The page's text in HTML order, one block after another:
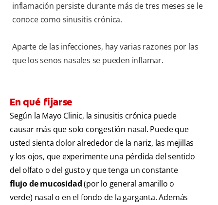
inflamación persiste durante más de tres meses se le
conoce como sinusitis crónica.
Aparte de las infecciones, hay varias razones por las
que los senos nasales se pueden inflamar.
En qué fijarse
Según la Mayo Clinic, la sinusitis crónica puede
causar más que solo congestión nasal. Puede que
usted sienta dolor alrededor de la nariz, las mejillas
y los ojos, que experimente una pérdida del sentido
del olfato o del gusto y que tenga un constante
flujo de mucosidad(por lo general amarillo o
verde) nasal o en el fondo de la garganta. Además